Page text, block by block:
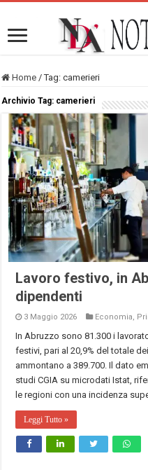
Home / Tag:camerieri
Archivio Tag: camerieri
Lavoro festivo, in
dipendenti
3 Maggio 2026 Economia
In Abruzzo sono 81.300 i
festivi, pari al 20,9% del totale
ammontano a 389.700. Il dato
studi CGIA su microdati Istat,
le regioni con una incidenza
Leggi Tutto »